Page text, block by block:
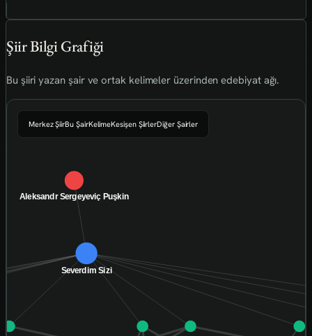
Şiir Bilgi Grafiği
Bu şiiri yazan şair ve ortak kelimeler üzerinden edebiyat ağı.
Merkez ŞiirBu ŞairKelimeKesişen ŞiirlerDiğer Şairler